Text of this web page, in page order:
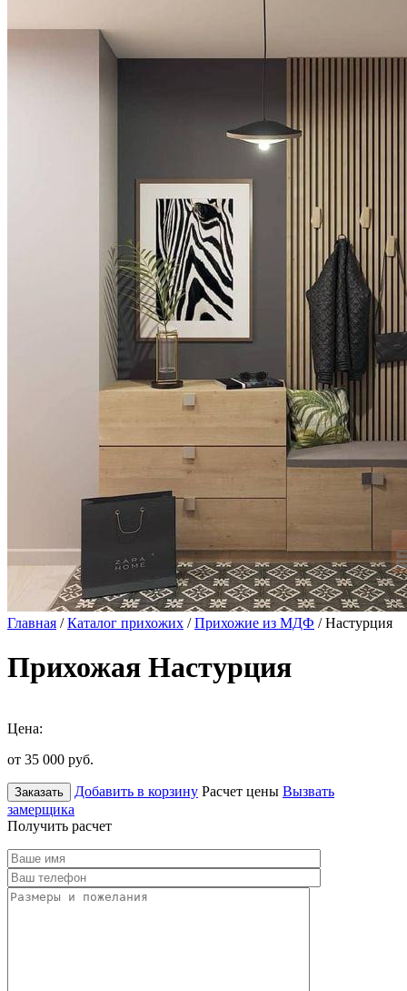
Главная /Каталог прихожих /Прихожие из МДФ / Настурция
Прихожая Настурция
Цена:
от 35 000 руб.
Заказать Добавить в корзину Расчет цены Вызвать
замерщика
Получить расчет